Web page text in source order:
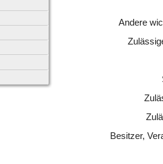
Andere
Besitzer,